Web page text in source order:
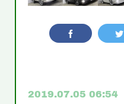
2019.07.05 06:54